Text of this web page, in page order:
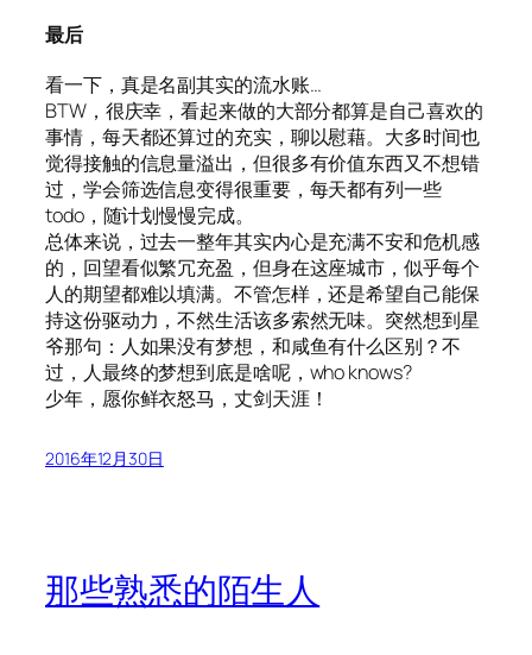
最后
看一下，真是名副其实的流水账…
BTW，很庆幸，看起来做的大部分都算是自己喜欢的
事情，每天都还算过的充实，聊以慰藉。大多时间也
觉得接触的信息量溢出，但很多有价值东西又不想错
过，学会筛选信息变得很重要，每天都有列一些
todo，随计划慢慢完成。
总体来说，过去一整年其实内心是充满不安和危机感
的，回望看似繁冗充盈，但身在这座城市，似乎每个
人的期望都难以填满。不管怎样，还是希望自己能保
持这份驱动力，不然生活该多索然无味。突然想到星
爷那句：人如果没有梦想，和咸鱼有什么区别？不
过，人最终的梦想到底是啥呢，who knows?
少年，愿你鲜衣怒马，丈剑天涯！
2016年12月30日
那些熟悉的陌生人